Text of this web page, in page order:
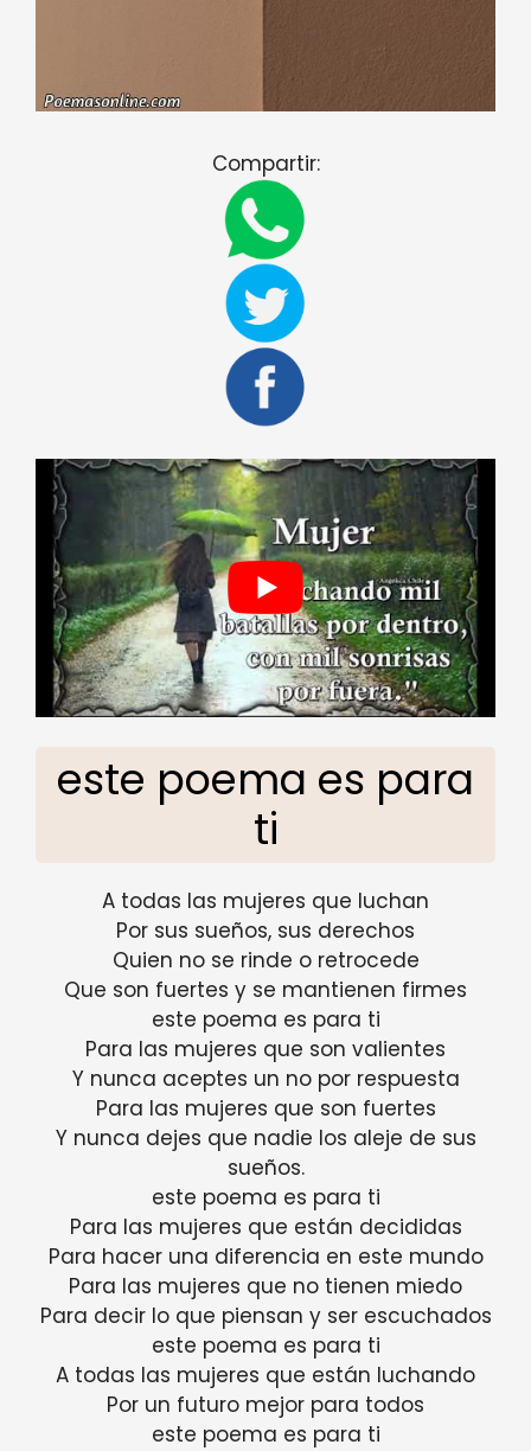
Compartir:
este poema es para
ti
A todas las mujeres que luchan
Por sus sueños, sus derechos
Quien no se rinde o retrocede
Que son fuertes y se mantienen firmes
este poema es para ti
Para las mujeres que son valientes
Y nunca aceptes un no por respuesta
Para las mujeres que son fuertes
Y nunca dejes que nadie los aleje de sus
sueños.
este poema es para ti
Para las mujeres que están decididas
Para hacer una diferencia en este mundo
Para las mujeres que no tienen miedo
Para decir lo que piensan y ser escuchados
este poema es para ti
A todas las mujeres que están luchando
Por un futuro mejor para todos
este poema es para ti